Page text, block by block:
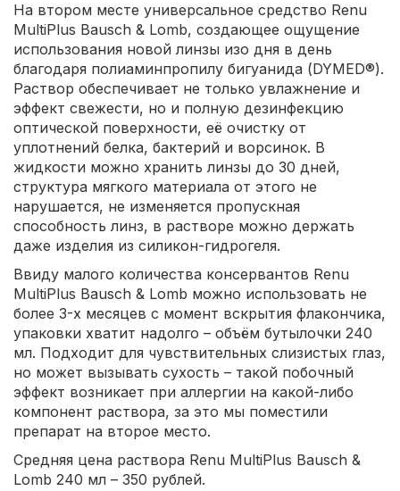
На втором месте универсальное средство Renu
MultiPlus Bausch & Lomb, создающее ощущение
использования новой линзы изо дня в день
благодаря полиаминпропилу бигуанида (DYMED®).
Раствор обеспечивает не только увлажнение и
эффект свежести, но и полную дезинфекцию
оптической поверхности, её очистку от
уплотнений белка, бактерий и ворсинок. В
жидкости можно хранить линзы до 30 дней,
структура мягкого материала от этого не
нарушается, не изменяется пропускная
способность линз, в растворе можно держать
даже изделия из силикон-гидрогеля.
Ввиду малого количества консервантов Renu
MultiPlus Bausch & Lomb можно использовать не
более 3-х месяцев с момент вскрытия флакончика,
упаковки хватит надолго – объём бутылочки 240
мл. Подходит для чувствительных слизистых глаз,
но может вызывать сухость – такой побочный
эффект возникает при аллергии на какой-либо
компонент раствора, за это мы поместили
препарат на второе место.
Средняя цена раствора Renu MultiPlus Bausch &
Lomb 240 мл – 350 рублей.